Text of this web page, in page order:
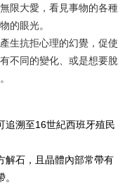
untuk pesanan
限大愛，看見事物的各種
的眼光。
生抗拒心理的幻覺，促使
不同的變化、或是想要脫
追溯至16世紀西班牙殖民
解石，且晶體內部常帶有